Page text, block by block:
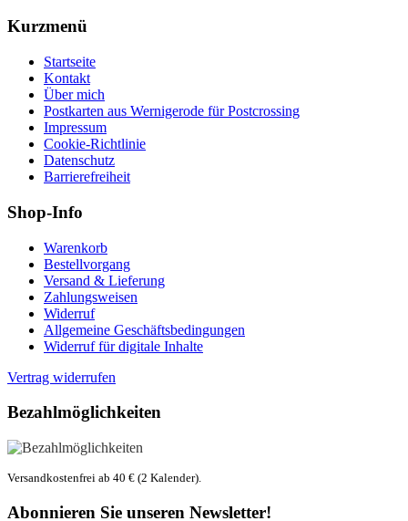
Kurzmenü
Startseite
Kontakt
Über mich
Postkarten aus Wernigerode für Postcrossing
Impressum
Cookie-Richtlinie
Datenschutz
Barrierefreiheit
Shop-Info
Warenkorb
Bestellvorgang
Versand & Lieferung
Zahlungsweisen
Widerruf
Allgemeine Geschäftsbedingungen
Widerruf für digitale Inhalte
Vertrag widerrufen
Bezahlmöglichkeiten
Versandkostenfrei ab 40 € (2 Kalender).
Abonnieren Sie unseren Newsletter!